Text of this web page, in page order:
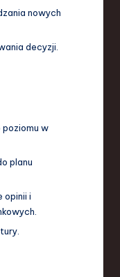
nowych
decyzji.
poziomu w
planu
opinii i